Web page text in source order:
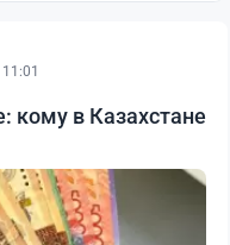
кому в Казахстане